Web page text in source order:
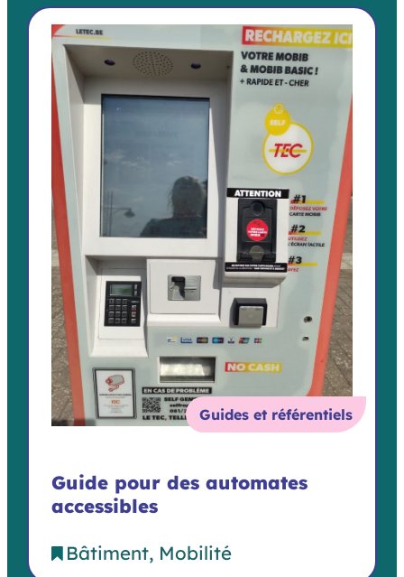
Guides et référentiels
Guide pour des automates
accessibles
Bâtiment Mobilité